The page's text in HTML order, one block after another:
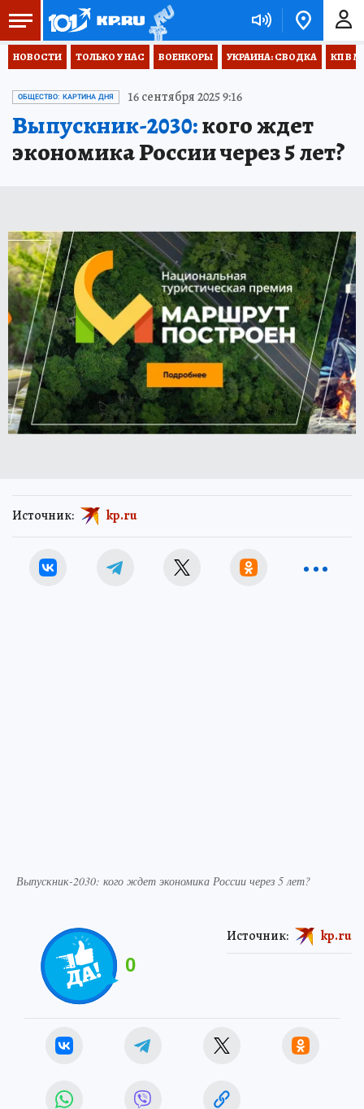
НОВОСТИ ТОЛЬКО У НАС ВОЕНКОРЫ УКРАИНА: СВОДКА КП В
ОБЩЕСТВО: КАРТИНА ДНЯ 16 сентября 2025 9:16
Выпускник-2030:кого ждет
экономика России через 5 лет?
Источник: kp.ru
Выпускник-2030: кого ждет экономика России через 5 лет?
0
Источник: kp.ru